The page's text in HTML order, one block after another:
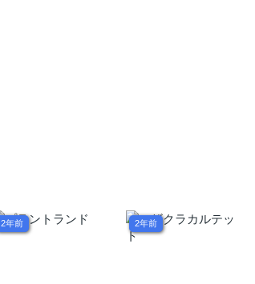
2年前 2年前